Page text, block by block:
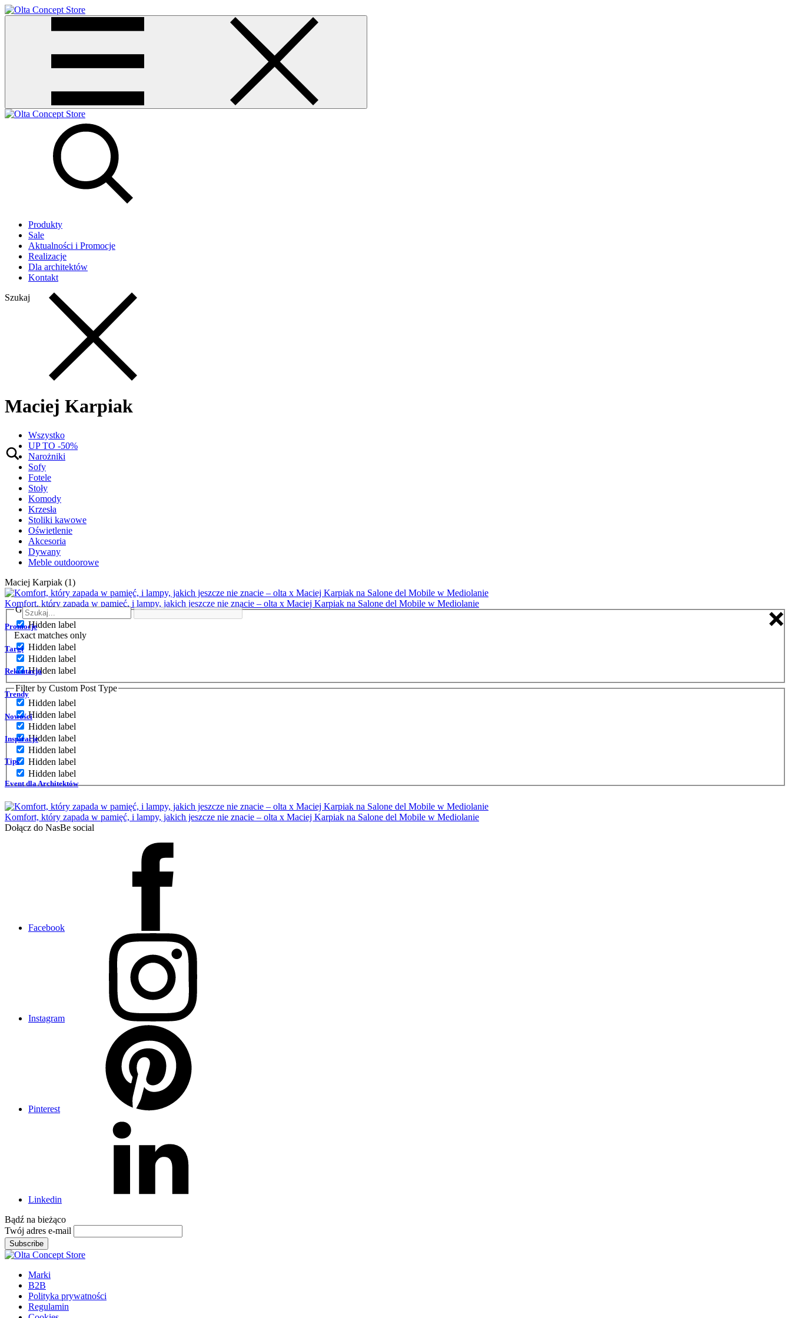
Produkty
Sale
Aktualności i Promocje
Realizacje
Dla architektów
Kontakt
Szukaj
Generic filters
Hidden label
Exact matches only
Hidden label
Hidden label
Hidden label
Filter by Custom Post Type
Hidden label
Hidden label
Hidden label
Hidden label
Hidden label
Hidden label
Hidden label
Maciej Karpiak
Wszystko
UP TO -50%
Narożniki
Sofy
Fotele
Stoły
Komody
Krzesła
Stoliki kawowe
Oświetlenie
Akcesoria
Dywany
Meble outdoorowe
Maciej Karpiak (1)
Komfort, który zapada w pamięć, i lampy, jakich jeszcze nie znacie – olta x Maciej Karpiak na Salone del Mobile w Mediolanie
Promocje
Targi
Rekrutacja
Trendy
Nowości
Inspiracje
Tips
Event dla Architektów
Komfort, który zapada w pamięć, i lampy, jakich jeszcze nie znacie – olta x Maciej Karpiak na Salone del Mobile w Mediolanie
Dołącz do NasBe social
Facebook
Instagram
Pinterest
Linkedin
Bądź na bieżąco
Twój adres e-mail
Subscribe
Marki
B2B
Polityka prywatności
Regulamin